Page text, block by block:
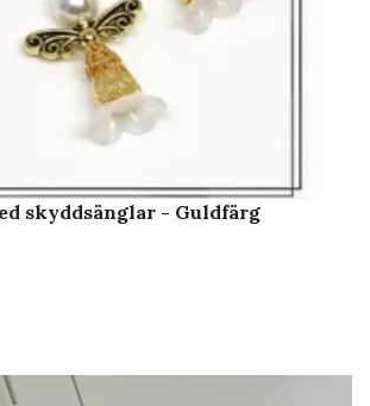
skyddsänglar - Guldfärg